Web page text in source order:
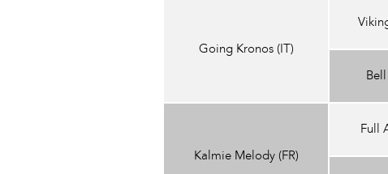
Going Kronos (IT)
Kalmie Melody (FR)
Full